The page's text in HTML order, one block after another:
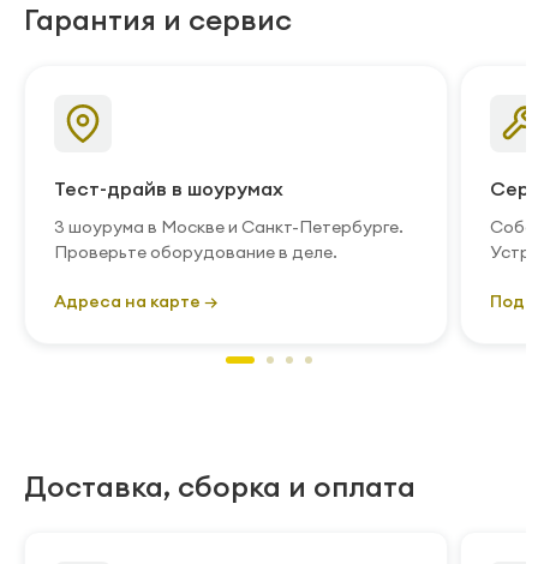
Гарантия и сервис
Тест-драйв в шоурумах
3 шоурума в Москве и Санкт-Петербурге.
Проверьте оборудование в деле.
Адреса на карте →
Доставка, сборка и оплата